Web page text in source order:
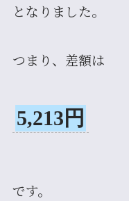
となりました。
つまり、差額は
5,213円
です。